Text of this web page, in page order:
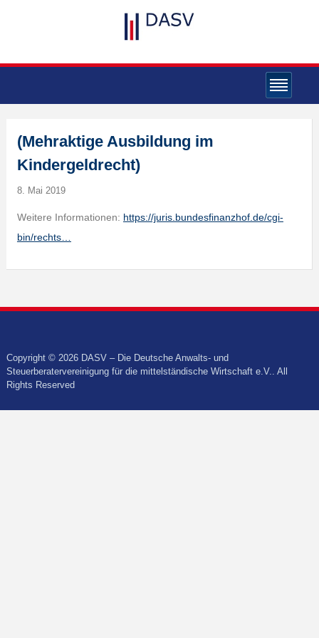
(Mehraktige Ausbildung im
Kindergeldrecht)
8. Mai 2019
Weitere Informationen: https://juris.bundesfinanzhof.de/cgi-
bin/rechts…
Copyright © 2026 DASV – Die Deutsche Anwalts- und
Steuerberatervereinigung für die mittelständische Wirtschaft e.V.. All
Rights Reserved